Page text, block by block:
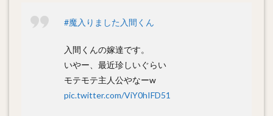
#魔入りました入間くん
入間くんの嫁達です。
いやー、最近珍しいぐらい
モテモテ主人公やなーw
pic.twitter.com/ViY0hIFD51